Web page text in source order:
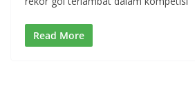
Read More